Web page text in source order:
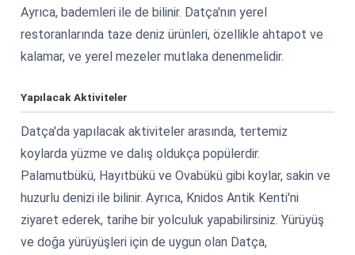
Ayrıca, bademleri ile de bilinir. Datça'nın yerel
restoranlarında taze deniz ürünleri, özellikle ahtapot ve
kalamar, ve yerel mezeler mutlaka denenmelidir.
Yapılacak Aktiviteler
Datça'da yapılacak aktiviteler arasında, tertemiz
koylarda yüzme ve dalış oldukça popülerdir.
Palamutbükü, Hayıtbükü ve Ovabükü gibi koylar, sakin ve
huzurlu denizi ile bilinir. Ayrıca, Knidos Antik Kenti'ni
ziyaret ederek, tarihe bir yolculuk yapabilirsiniz. Yürüyüş
ve doğa yürüyüşleri için de uygun olan Datça,